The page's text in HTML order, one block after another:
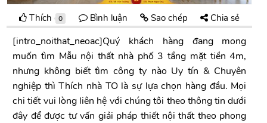
Thích 0 Bình luận Sao chép Chia sẻ
[intro_noithat_neoac]Quý khách hàng đang mong
muốn tìm Mẫu nội thất nhà phố 3 tầng mặt tiền 4m,
nhưng không biết tìm công ty nào Uy tín & Chuyên
nghiệp thì Thích nhà TO là sự lựa chọn hàng đầu. Mọi
chi tiết vui lòng liên hệ với chúng tôi theo thông tin dưới
đây để được tư vấn giải pháp thiết nội thất theo phong